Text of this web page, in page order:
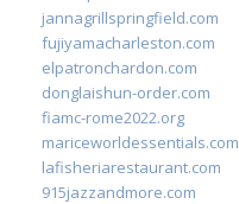
jannagrillspringfield.com
fujiyamacharleston.com
elpatronchardon.com
donglaishun-order.com
fiamc-rome2022.org
mariceworldessentials.com
lafisheriarestaurant.com
915jazzandmore.com